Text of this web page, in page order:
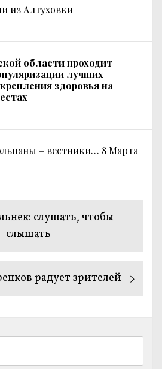
из Алтуховки
области проходит
лучших
здоровья на
– вестники… 8 Марта
слушать, чтобы
слышать
радует зрителей